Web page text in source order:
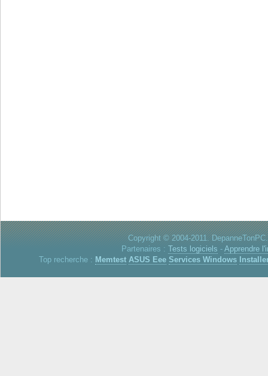
Copyright © 2004-2011.
Partenaires : Tests logiciels - Apprendre
Top recherche : Memtest ASUS Eee Services Windows